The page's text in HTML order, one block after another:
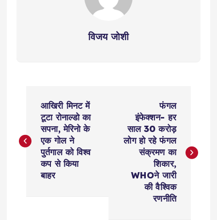
विजय जोशी
s
आखिरी मिनट में
टूटा रोनाल्डो का
सपना, मेरिनो के
एक गोल ने
पुर्तगाल को विश्व
कप से किया
बाहर
फंगल
इंफेक्शन- हर
साल 30 करोड़
लोग हो रहे फंगल
संक्रमण का
शिकार,
WHOने जारी
की वैश्विक
रणनीति